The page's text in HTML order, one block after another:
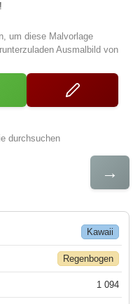
um diese Malvorlage
Ausmalbild von
durchsuchen
→
Kawaii
Regenbogen
1 094